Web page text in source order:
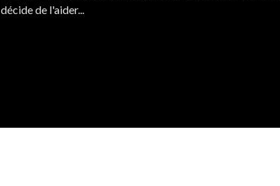
décide de l'aider...